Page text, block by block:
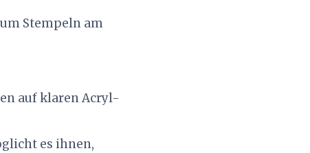
Stempeln am
auf klaren Acryl-
es ihnen,